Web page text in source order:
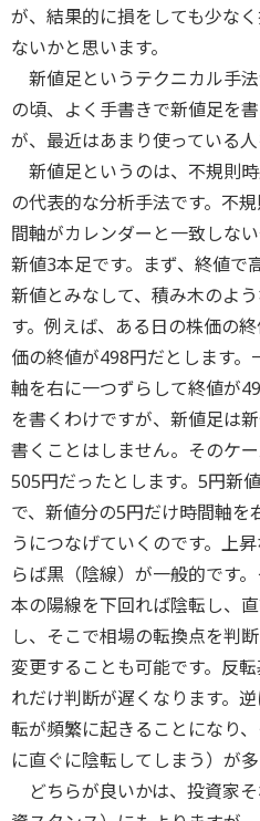
が、結果的に損をしても少な
ないかと思います。
新値足というテクニカル手
の頃、よく手書きで新値足を
が、最近はあまり使っている人
新値足というのは、不規則
の代表的な分析手法です。不
間軸がカレンダーと一致しな
新値3本足です。まず、終値で
新値とみなして、積み木のよ
す。例えば、ある日の株価の
価の終値が498円だとします
軸を右に一つずらして終値が
を書くわけですが、新値足は
書くことはしません。そのケ
505円だったとします。5円新
で、新値分の5円だけ時間軸を
うにつなげていくのです。上
らば黒（陰線）が一般的です
本の陽線を下回れば陰転し、
し、そこで相場の転換点を判
変更することも可能です。反
れだけ判断が遅くなります。
転が頻繁に起きることになり
に直ぐに陰転してしまう）が
どちらが良いかは、投資家